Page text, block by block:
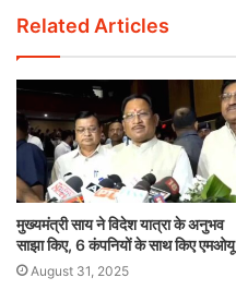
Related Articles
मुख्यमंत्री साय ने विदेश यात्रा के अनुभव
साझा किए, 6 कंपनियों के साथ किए एमओयू
August 31, 2025